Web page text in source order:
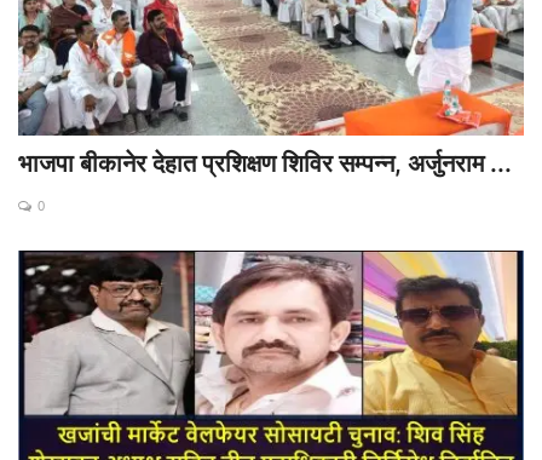
भाजपा बीकानेर देहात प्रशिक्षण शिविर सम्पन्न, अर्जुनराम ...
0